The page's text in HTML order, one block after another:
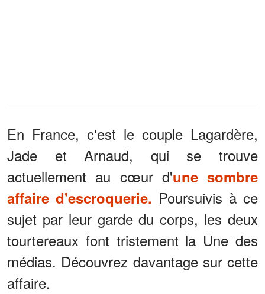
En France, c'est le couple Lagardère,
Jade et Arnaud, qui se trouve
actuellement au cœur d'une sombre
affaire d'escroquerie. Poursuivis à ce
sujet par leur garde du corps, les deux
tourtereaux font tristement la Une des
médias. Découvrez davantage sur cette
affaire.